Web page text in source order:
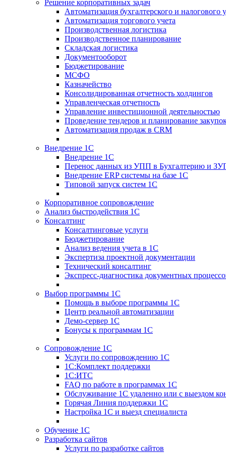
Решение корпоративных задач
Автоматизация бухгалтерского и налогового
Автоматизация торгового учета
Производственная логистика
Производственное планирование
Складская логистика
Документооборот
Бюджетирование
МСФО
Казначейство
Консолидированная отчетность холдингов
Управленческая отчетность
Управление инвестиционной деятельностью
Проведение тендеров и планирование
Автоматизация продаж в CRM
Внедрение 1С
Внедрение 1С
Перенос данных из УПП в Бухгалтерию и
Внедрение ERP системы на базе 1С
Типовой запуск систем 1С
Корпоративное сопровождение
Анализ быстродействия 1С
Консалтинг
Консалтинговые услуги
Бюджетирование
Анализ ведения учета в 1С
Экспертиза проектной документации
Технический консалтинг
Экспресс-диагностика документных
Выбор программы 1С
Помощь в выборе программы 1С
Центр реальной автоматизации
Демо-сервер 1С
Бонусы к программам 1С
Сопровождение 1С
Услуги по сопровождению 1С
1С:Комплект поддержки
1С:ИТС
FAQ по работе в программах 1С
Обслуживание 1С удаленно или с выездом
Горячая Линия поддержки 1С
Настройка 1С и выезд специалиста
Обучение 1С
Разработка сайтов
Услуги по разработке сайтов